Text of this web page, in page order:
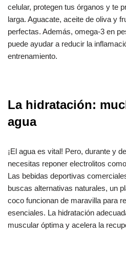
celular, protegen tus órganos y te
larga. Aguacate, aceite de oliva y
perfectas. Además, omega-3 en
puede ayudar a reducir la
entrenamiento.
La hidratación:
agua
¡El agua es vital! Pero, durante y
necesitas reponer electrolitos
Las bebidas deportivas
buscas alternativas naturales, un
coco funcionan de maravilla para
esenciales. La hidratación
muscular óptima y acelera la